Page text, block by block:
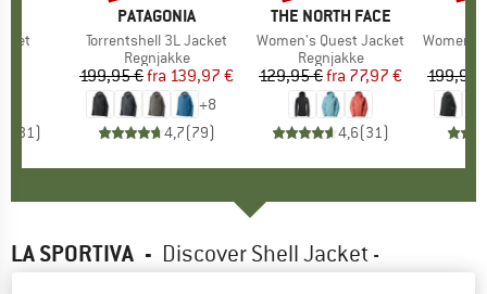
31)
MÆRKE
PATAGONIA
Artikel
Torrentshell 3L Jacket
Produktgruppe
Regnjakke
Pris
199,95 € Nedsat pris
fra 139,97 €
+8
4,7(79)
MÆRKE
THE NORTH FACE
Artikel
Women's Quest Jacket
Produktgruppe
Regnjakke
Pris
129,95 € Nedsat pris
fra 77,97 €
4,6(31)
Artikel
Women's
199,95
LA SPORTIVA - Discover Shell Jacket -